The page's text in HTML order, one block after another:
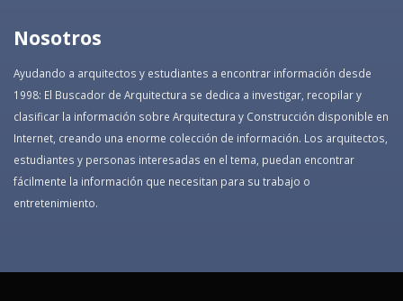
Nosotros
Ayudando a arquitectos y estudiantes a encontrar información desde
1998: El Buscador de Arquitectura se dedica a investigar, recopilar y
clasificar la información sobre Arquitectura y Construcción disponible en
Internet, creando una enorme colección de información. Los arquitectos,
estudiantes y personas interesadas en el tema, puedan encontrar
fácilmente la información que necesitan para su trabajo o
entretenimiento.